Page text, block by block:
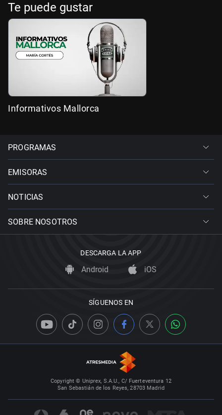
Te puede gustar
Informativos Mallorca
PROGRAMAS
EMISORAS
NOTICIAS
SOBRE NOSOTROS
DESCARGA LA APP
Android iOS
SÍGUENOS EN
Copyright © Uniprex, S.A.U., C/ Fuerteventura 12
San Sebastián de los Reyes, 28703 Madrid